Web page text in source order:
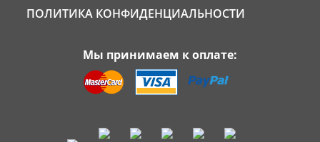
ПОЛИТИКА КОНФИДЕНЦИАЛЬНОСТИ
Мы принимаем к оплате: